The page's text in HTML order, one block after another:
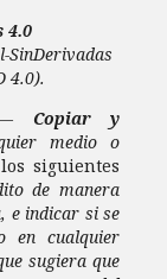
4.0
SinDerivadas
4.0).
Copiar y
medio o
siguientes
de manera
e indicar si se
en cualquier
sugiera que